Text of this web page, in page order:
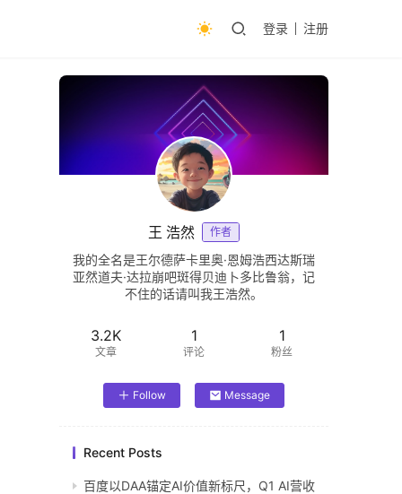
登录 注册
王 浩然 作者
我的全名是王尔德萨卡里奥·恩姆浩西达斯瑞
亚然道夫·达拉崩吧斑得贝迪卜多比鲁翁，记
不住的话请叫我王浩然。
3.2K
文章
1
评论
1
粉丝
Follow Message
Recent Posts
百度以DAA锚定AI价值新标尺，Q1 AI营收